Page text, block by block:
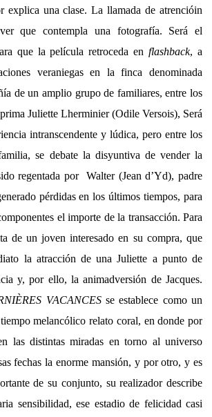
explica una clase. La llamada de atrencióin
que contempla una fotografía. Será el
que la película retroceda enflashback, a
veraniegas en la finca denominada
de un amplio grupo de familiares, entre los
Juliette Lherminier (Odile Versois), Será
intranscendente y lúdica, pero entre los
se debate la disyuntiva de vender la
regentada por Walter (Jean d’Yd), padre
pérdidas en los últimos tiempos, para
el importe de la transacción. Para
de un joven interesado en su compra, que
la atracción de una Juliette a punto de
y, por ello, la animadversión de Jacques.
VACANCESse establece como un
melancólico relato coral, en donde por
las distintas miradas en torno al universo
fechas la enorme mansión, y por otro, y es
de su conjunto, su realizador describe
sensibilidad, ese estadio de felicidad casi